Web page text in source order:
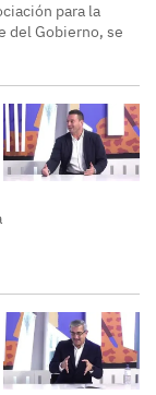
para la
del Gobierno, se